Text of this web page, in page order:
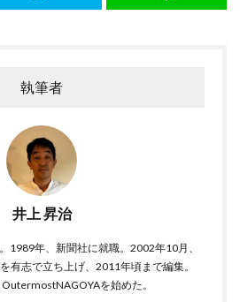
執筆者
井上 昇治
1989年、新聞社に就職。2002年10月、
有志で立ち上げ、2011年頃まで編集。
を始めた。